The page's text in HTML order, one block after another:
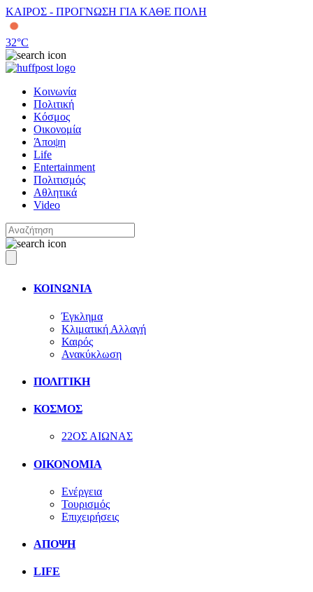
ΚΑΙΡΟΣ - ΠΡΟΓΝΩΣΗ ΓΙΑ ΚΑΘΕ ΠΟΛΗ
32°C
Κοινωνία
Πολιτική
Κόσμος
Οικονομία
Άποψη
Life
Entertainment
Πολιτισμός
Αθλητικά
Video
ΚΟΙΝΩΝΙΑ
Έγκλημα
Κλιματική Αλλαγή
Καιρός
Ανακύκλωση
ΠΟΛΙΤΙΚΗ
ΚΟΣΜΟΣ
22ΟΣ ΑΙΩΝΑΣ
ΟΙΚΟΝΟΜΙΑ
Ενέργεια
Τουρισμός
Επιχειρήσεις
ΑΠΟΨΗ
LIFE